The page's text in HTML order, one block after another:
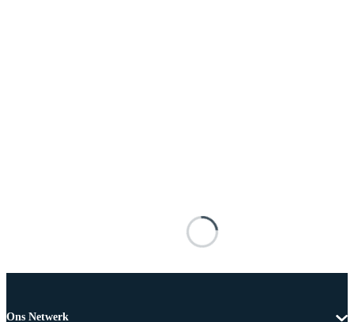
Ons Netwerk